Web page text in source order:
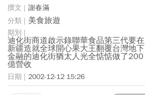
謝春滿
美食旅遊
迪化街商道啟示錄聯華食品第三代要在
新疆造就全球開心果大王翻覆台灣地下
金融的迪化街猶太人光全惦惦做了200
億營收
2002-12-12 15:26